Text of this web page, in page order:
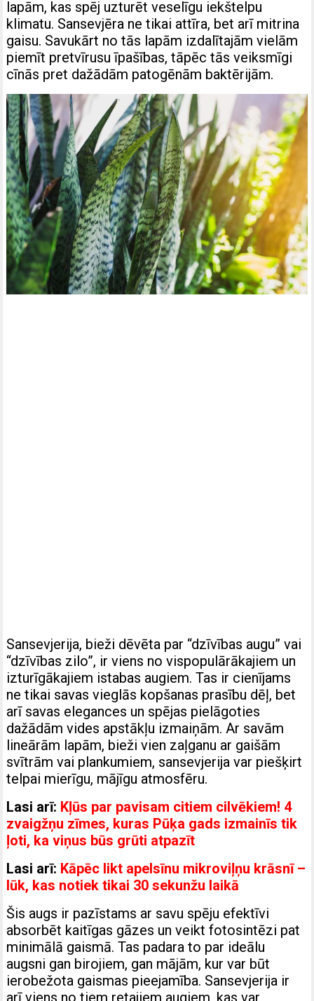
lapām, kas spēj uzturēt veselīgu iekštelpu
klimatu. Sansevjēra ne tikai attīra, bet arī mitrina
gaisu. Savukārt no tās lapām izdalītajām vielām
piemīt pretvīrusu īpašības, tāpēc tās veiksmīgi
cīnās pret dažādām patogēnām baktērijām.
Sansevjerija, bieži dēvēta par “dzīvības augu” vai
“dzīvības zilo”, ir viens no vispopulārākajiem un
izturīgākajiem istabas augiem. Tas ir cienījams
ne tikai savas vieglās kopšanas prasību dēļ, bet
arī savas elegances un spējas pielāgoties
dažādām vides apstākļu izmaiņām. Ar savām
lineārām lapām, bieži vien zaļganu ar gaišām
svītrām vai plankumiem, sansevjerija var piešķirt
telpai mierīgu, mājīgu atmosfēru.
Lasi arī: Kļūs par pavisam citiem cilvēkiem! 4
zvaigžņu zīmes, kuras Pūķa gads izmainīs tik
ļoti, ka viņus būs grūti atpazīt
Lasi arī: Kāpēc likt apelsīnu mikroviļņu krāsnī –
lūk, kas notiek tikai 30 sekunžu laikā
Šis augs ir pazīstams ar savu spēju efektīvi
absorbēt kaitīgas gāzes un veikt fotosintēzi pat
minimālā gaismā. Tas padara to par ideālu
augsni gan birojiem, gan mājām, kur var būt
ierobežota gaismas pieejamība. Sansevjerija ir
arī viens no tiem retajiem augiem, kas var